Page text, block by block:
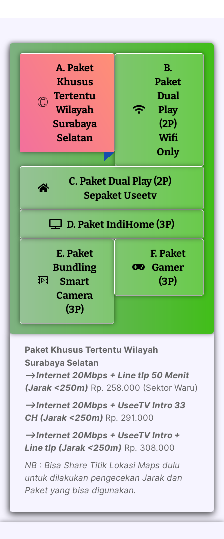
A. Paket
Khusus
Tertentu
Wilayah
Surabaya
Selatan
B.
Paket
Dual
Play
(2P)
Wifi
Only
C. Paket Dual Play (2P)
Sepaket Useetv
D. Paket IndiHome (3P)
E. Paket
Bundling
Smart
Camera
(3P)
F. Paket
Gamer
(3P)
Paket Khusus Tertentu Wilayah
Surabaya Selatan
—>Internet 20Mbps + Line tlp 50 Menit
(Jarak <250m) Rp. 258.000 (Sektor Waru)
—>Internet 20Mbps + UseeTV Intro 33
CH (Jarak <250m) Rp. 291.000
—>Internet 20Mbps + UseeTV Intro +
Line tlp (Jarak <250m) Rp. 308.000
NB : Bisa Share Titik Lokasi Maps dulu
untuk dilakukan pengecekan Jarak dan
Paket yang bisa digunakan.